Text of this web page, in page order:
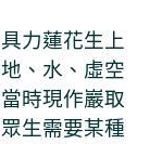
力蓮花生上
、水、虛空
時現作巖取
生需要某種